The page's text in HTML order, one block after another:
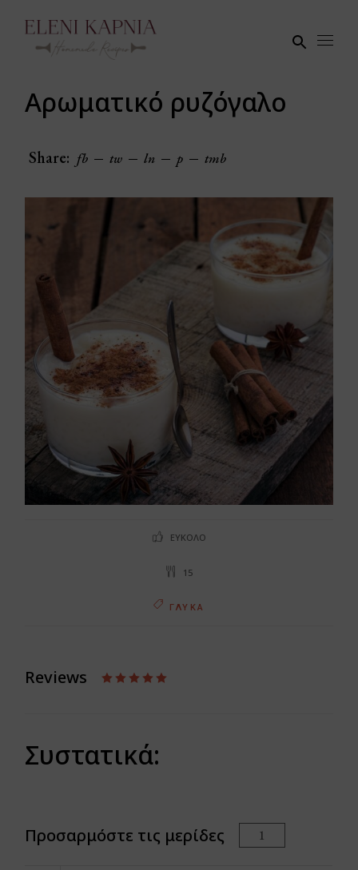
Αρωματικό ρυζόγαλο
Share: fb tw ln p tmb
ΕΎΚΟΛΟ
15
ΓΛΥΚΆ
Reviews
Συστατικά:
Προσαρμόστε τις μερίδες